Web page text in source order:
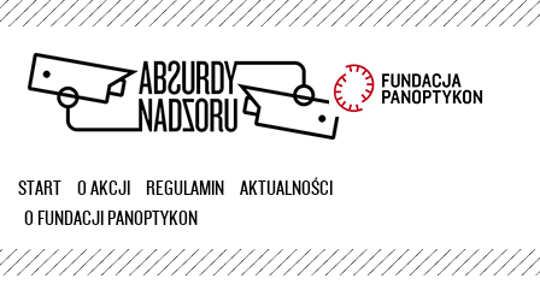
Przejdź
treści
START O AKCJI REGULAMIN
AKTUALNOŚCI
O FUNDACJI PANOPTYKON